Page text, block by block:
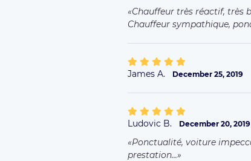
Chauffeur très réactif, très
Chauffeur sympathique,
James A. December 25, 2019
Ludovic B. December 20, 2019
Ponctualité, voiture
prestation...